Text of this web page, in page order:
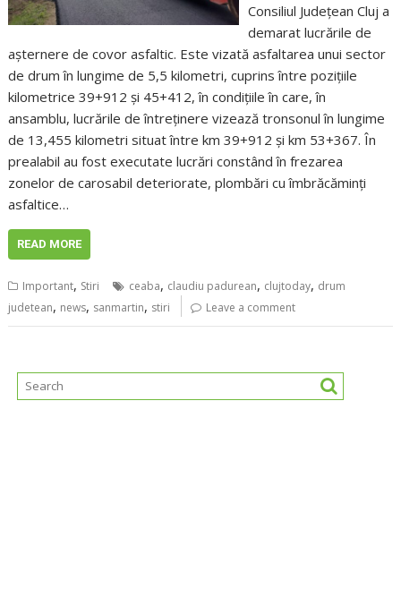
Consiliul Județean Cluj a
demarat lucrările de
așternere de covor asfaltic. Este vizată asfaltarea unui sector
de drum în lungime de 5,5 kilometri, cuprins între pozițiile
kilometrice 39+912 și 45+412, în condițiile în care, în
ansamblu, lucrările de întreținere vizează tronsonul în lungime
de 13,455 kilometri situat între km 39+912 și km 53+367. În
prealabil au fost executate lucrări constând în frezarea
zonelor de carosabil deteriorate, plombări cu îmbrăcăminți
asfaltice…
READ MORE
Important, Stiri ceaba, claudiu padurean, clujtoday, drum
judetean, news, sanmartin, stiri Leave a comment